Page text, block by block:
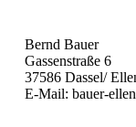
Bernd Bauer
Gassenstraße 6
37586 Dassel/
E-Mail: bauer-